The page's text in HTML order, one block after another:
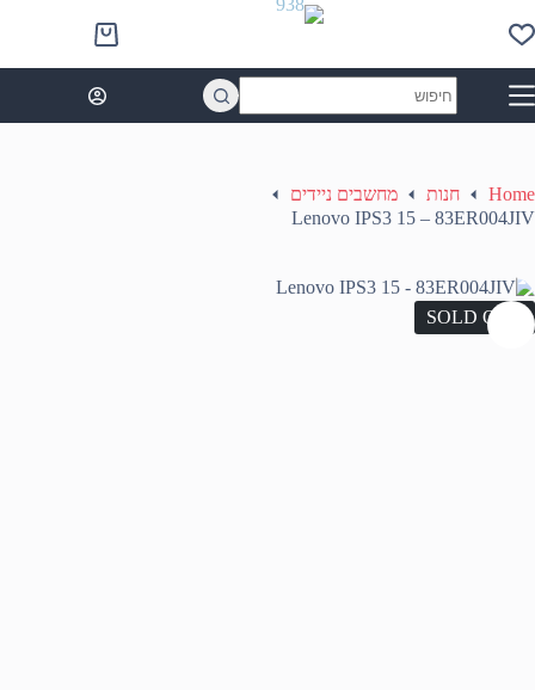
to
content
Shopping
cart
results
Home חנות
מחשבים ניידים
Lenovo IPS3 15 – 83ER004JIV
SOLD OUT